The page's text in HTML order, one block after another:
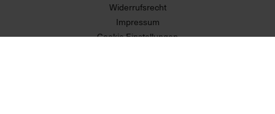
Widerrufsrecht
Impressum
Cookie Einstellungen